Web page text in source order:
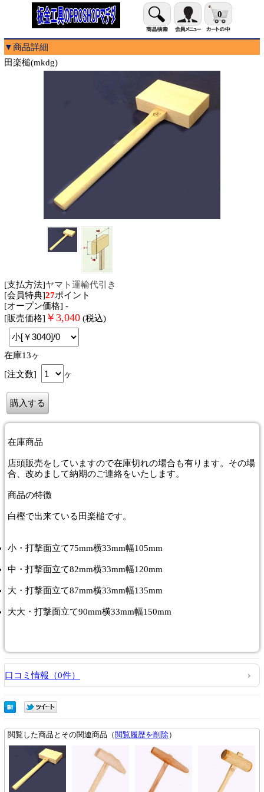
0
▼商品詳細
田楽槌(mkdg)
[支払方法]ヤマト運輸代引き
[会員特典]27ポイント
[オープン価格] -
[販売価格] ￥ 3,040 (税込)
在庫13ヶ
[注文数]
ヶ
在庫商品
店頭販売をしていますので在庫切れの場合も有ります。その場
合、改めまして納期のご連絡をいたします。
商品の特徴
白樫で出来ている田楽槌です。
小・打撃面立て75mm横33mm幅105mm
中・打撃面立て82mm横33mm幅120mm
大・打撃面立て87mm横33mm幅135mm
大大・打撃面立て90mm横33mm幅150mm
口コミ情報（0件）